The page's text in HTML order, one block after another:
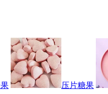
压片糖果